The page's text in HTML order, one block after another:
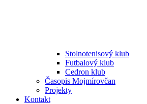
Stolnotenisový klub
Futbalový klub
Cedron klub
Časopis Mojmírovčan
Projekty
Kontakt